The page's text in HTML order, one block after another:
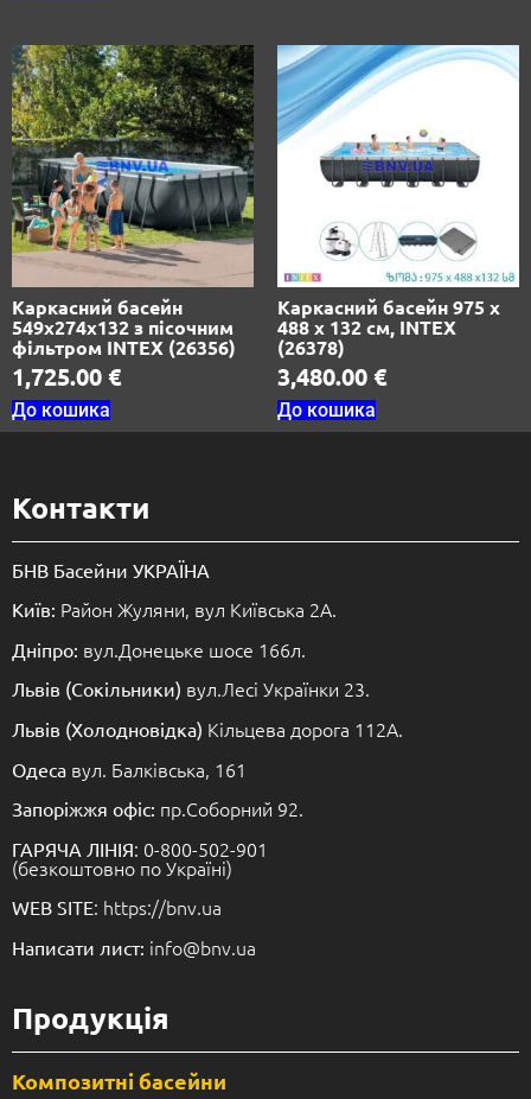
Каркасний басейн
549х274х132 з пісочним
фільтром INTEX (26356)
1,725.00 €
До кошика
Каркасний басейн 975 х
488 х 132 см, INTEX
(26378)
3,480.00 €
До кошика
Контакти
БНВ Басейни УКРАЇНА
Київ: Район Жуляни, вул Київська 2А.
Дніпро: вул.Донецьке шосе 166л.
Львів (Сокільники) вул.Лесі Українки 23.
Львів (Холодновідка) Кільцева дорога 112А.
Одеса вул. Балківська, 161
Запоріжжя офіс: пр.Соборний 92.
ГАРЯЧА ЛІНІЯ: 0-800-502-901
(безкоштовно по Україні)
WEB SITE: https://bnv.ua
Написати лист: info@bnv.ua
Продукція
Композитні басейни